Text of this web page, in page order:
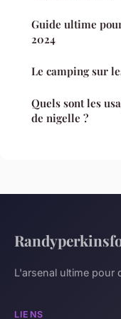
Guide ultime
2024
Le camping sur
Quels sont les
de nigelle ?
L'arsenal ultime pour
LIENS